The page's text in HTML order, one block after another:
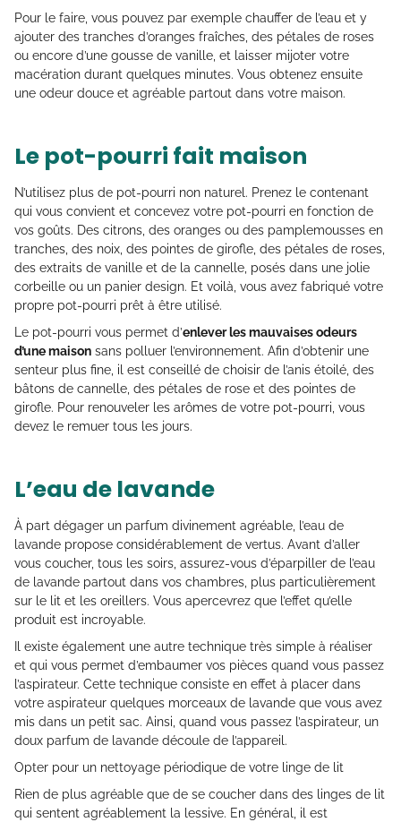
Pour le faire, vous pouvez par exemple chauffer de l’eau et y
ajouter des tranches d’oranges fraîches, des pétales de roses
ou encore d’une gousse de vanille, et laisser mijoter votre
macération durant quelques minutes. Vous obtenez ensuite
une odeur douce et agréable partout dans votre maison.
Le pot-pourri fait maison
N’utilisez plus de pot-pourri non naturel. Prenez le contenant
qui vous convient et concevez votre pot-pourri en fonction de
vos goûts. Des citrons, des oranges ou des pamplemousses en
tranches, des noix, des pointes de girofle, des pétales de roses,
des extraits de vanille et de la cannelle, posés dans une jolie
corbeille ou un panier design. Et voilà, vous avez fabriqué votre
propre pot-pourri prêt à être utilisé.
Le pot-pourri vous permet d’enlever les mauvaises odeurs
d’une maison sans polluer l’environnement. Afin d’obtenir une
senteur plus fine, il est conseillé de choisir de l’anis étoilé, des
bâtons de cannelle, des pétales de rose et des pointes de
girofle. Pour renouveler les arômes de votre pot-pourri, vous
devez le remuer tous les jours.
L’eau de lavande
À part dégager un parfum divinement agréable, l’eau de
lavande propose considérablement de vertus. Avant d’aller
vous coucher, tous les soirs, assurez-vous d’éparpiller de l’eau
de lavande partout dans vos chambres, plus particulièrement
sur le lit et les oreillers. Vous apercevrez que l’effet qu’elle
produit est incroyable.
Il existe également une autre technique très simple à réaliser
et qui vous permet d’embaumer vos pièces quand vous passez
l’aspirateur. Cette technique consiste en effet à placer dans
votre aspirateur quelques morceaux de lavande que vous avez
mis dans un petit sac. Ainsi, quand vous passez l’aspirateur, un
doux parfum de lavande découle de l’appareil.
Opter pour un nettoyage périodique de votre linge de lit
Rien de plus agréable que de se coucher dans des linges de lit
qui sentent agréablement la lessive. En général, il est